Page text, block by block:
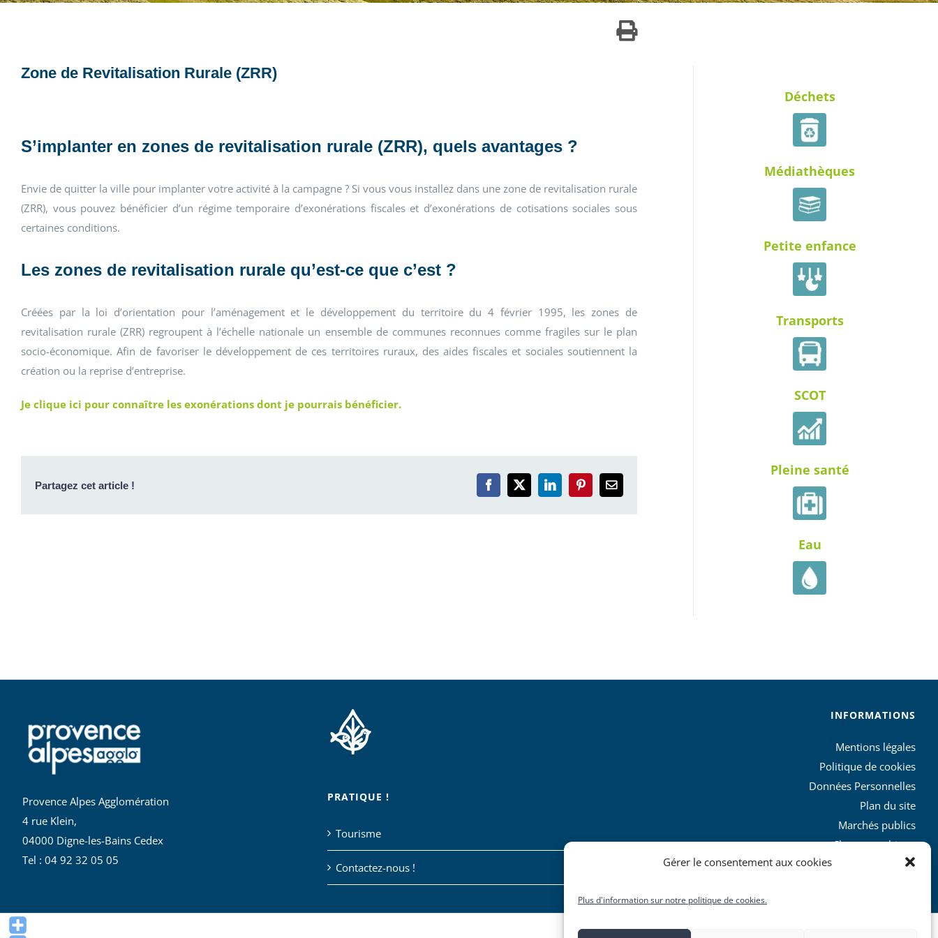
Gérer le consentement aux cookies
Plus d'information sur notre politique de cookies.
Zone de Revitalisation Rurale (ZRR)
S’implanter en zones de revitalisation rurale (ZRR), quels avantages ?
Envie de quitter la ville pour implanter votre activité à la campagne ? Si vous vous installez dans une zone de revitalisation rurale
(ZRR), vous pouvez bénéficier d’un régime temporaire d’exonérations fiscales et d’exonérations de cotisations sociales sous
certaines conditions.
Les zones de revitalisation rurale qu’est-ce que c’est ?
Créées par la loi d’orientation pour l’aménagement et le développement du territoire du 4 février 1995, les zones de
revitalisation rurale (ZRR) regroupent à l’échelle nationale un ensemble de communes reconnues comme fragiles sur le plan
socio-économique. Afin de favoriser le développement de ces territoires ruraux, des aides fiscales et sociales soutiennent la
création ou la reprise d’entreprise.
Je clique ici pour connaître les exonérations dont je pourrais bénéficier.
Partagez cet article ! Facebook
X LinkedInPinterestEmail
Déchets
Médiathèques
Petite enfance
Transports
SCOT
Pleine santé
Eau
Provence Alpes Agglomération
4 rue Klein,
04000 Digne-les-Bains Cedex
Tel : 04 92 32 05 05
PRATIQUE !
Tourisme
Contactez-nous !
INFORMATIONS
Mentions légales
Politique de cookies
Données Personnelles
Plan du site
Marchés publics
Charte graphique
L’agglo recrute